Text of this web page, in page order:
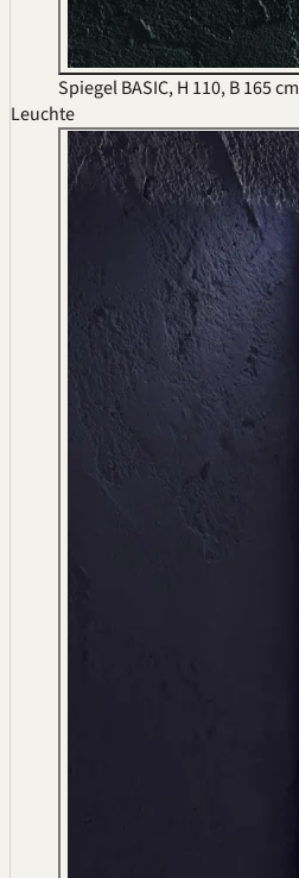
Spiegel BASIC, H 110, B 165 cm
Leuchte